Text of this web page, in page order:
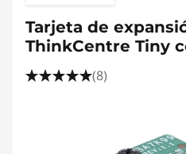
Tarjeta de
ThinkCentre Tiny
(8)